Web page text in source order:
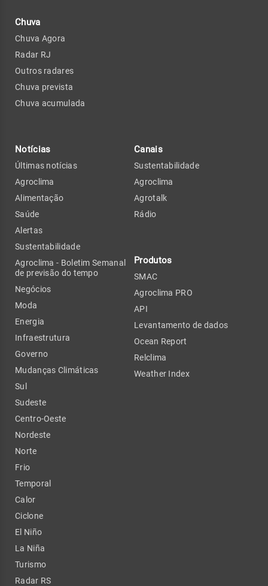
Chuva
Chuva Agora
Radar RJ
Outros radares
Chuva prevista
Chuva acumulada
Notícias
Últimas notícias
Agroclima
Alimentação
Saúde
Alertas
Sustentabilidade
Agroclima - Boletim Semanal
de previsão do tempo
Negócios
Moda
Energia
Infraestrutura
Governo
Mudanças Climáticas
Sul
Sudeste
Centro-Oeste
Nordeste
Norte
Frio
Temporal
Calor
Ciclone
El Niño
La Niña
Turismo
Radar RS
Canais
Sustentabilidade
Agroclima
Agrotalk
Rádio
Produtos
SMAC
Agroclima PRO
API
Levantamento de dados
Ocean Report
Relclima
Weather Index